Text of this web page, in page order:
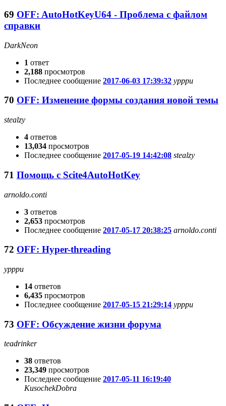
69 OFF: AutoHotKeyU64 - Проблема с файлом
справки
DarkNeon
1 ответ
2,188 просмотров
Последнее сообщение 2017-06-03 17:39:32 ypppu
70 OFF: Изменение формы создания новой темы
stealzy
4 ответов
13,034 просмотров
Последнее сообщение 2017-05-19 14:42:08 stealzy
71 Помощь с Scite4AutoHotKey
arnoldo.conti
3 ответов
2,653 просмотров
Последнее сообщение 2017-05-17 20:38:25 arnoldo.conti
72 OFF: Hyper-threading
ypppu
14 ответов
6,435 просмотров
Последнее сообщение 2017-05-15 21:29:14 ypppu
73 OFF: Обсуждение жизни форума
teadrinker
38 ответов
23,349 просмотров
Последнее сообщение 2017-05-11 16:19:40
KusochekDobra